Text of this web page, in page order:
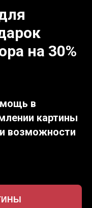
на 30%
в
картины
возможности